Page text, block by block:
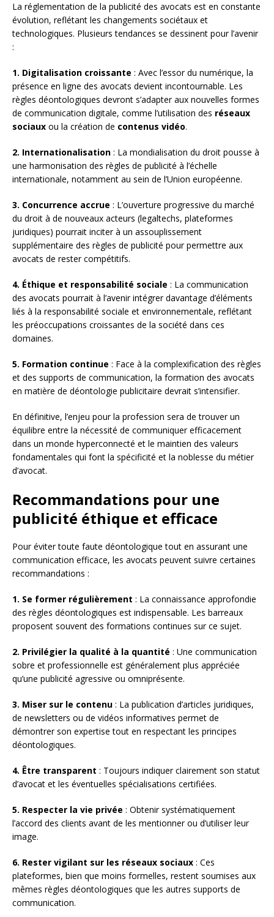
La réglementation de la publicité des avocats est en constante
évolution, reflétant les changements sociétaux et
technologiques. Plusieurs tendances se dessinent pour l’avenir
:
1. Digitalisation croissante : Avec l’essor du numérique, la
présence en ligne des avocats devient incontournable. Les
règles déontologiques devront s’adapter aux nouvelles formes
de communication digitale, comme l’utilisation des réseaux
sociaux ou la création de contenus vidéo.
2. Internationalisation : La mondialisation du droit pousse à
une harmonisation des règles de publicité à l’échelle
internationale, notamment au sein de l’Union européenne.
3. Concurrence accrue : L’ouverture progressive du marché
du droit à de nouveaux acteurs (legaltechs, plateformes
juridiques) pourrait inciter à un assouplissement
supplémentaire des règles de publicité pour permettre aux
avocats de rester compétitifs.
4. Éthique et responsabilité sociale : La communication
des avocats pourrait à l’avenir intégrer davantage d’éléments
liés à la responsabilité sociale et environnementale, reflétant
les préoccupations croissantes de la société dans ces
domaines.
5. Formation continue : Face à la complexification des règles
et des supports de communication, la formation des avocats
en matière de déontologie publicitaire devrait s’intensifier.
En définitive, l’enjeu pour la profession sera de trouver un
équilibre entre la nécessité de communiquer efficacement
dans un monde hyperconnecté et le maintien des valeurs
fondamentales qui font la spécificité et la noblesse du métier
d’avocat.
Recommandations pour une
publicité éthique et efficace
Pour éviter toute faute déontologique tout en assurant une
communication efficace, les avocats peuvent suivre certaines
recommandations :
1. Se former régulièrement : La connaissance approfondie
des règles déontologiques est indispensable. Les barreaux
proposent souvent des formations continues sur ce sujet.
2. Privilégier la qualité à la quantité : Une communication
sobre et professionnelle est généralement plus appréciée
qu’une publicité agressive ou omniprésente.
3. Miser sur le contenu : La publication d’articles juridiques,
de newsletters ou de vidéos informatives permet de
démontrer son expertise tout en respectant les principes
déontologiques.
4. Être transparent : Toujours indiquer clairement son statut
d’avocat et les éventuelles spécialisations certifiées.
5. Respecter la vie privée : Obtenir systématiquement
l’accord des clients avant de les mentionner ou d’utiliser leur
image.
6. Rester vigilant sur les réseaux sociaux : Ces
plateformes, bien que moins formelles, restent soumises aux
mêmes règles déontologiques que les autres supports de
communication.